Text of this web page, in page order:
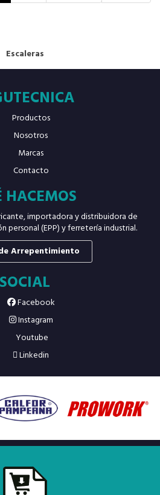
Escaleras
Productos
Nosotros
Marcas
Contacto
HACEMOS
importadora y distribuidora de
(EPP) y ferretería industrial.
Arrepentimiento
SOCIAL
Facebook
Instagram
Youtube
Linkedin